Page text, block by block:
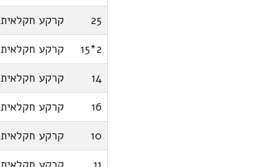
25
קרקע חקלאית
2*15
קרקע חקלאית
14
קרקע חקלאית
16
קרקע חקלאית
10
קרקע חקלאית